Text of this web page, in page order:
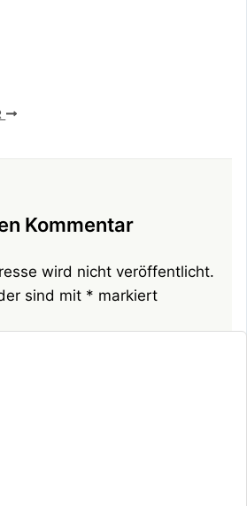
Kommentar
wird nicht veröffentlicht.
sind mit * markiert